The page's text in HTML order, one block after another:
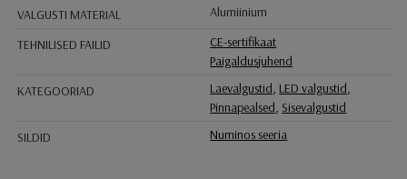
VALGUSTI MATERIAL
Alumiinium
TEHNILISED FAILID
CE-sertifikaat
Paigaldusjuhend
KATEGOORIAD
Laevalgustid, LED valgustid,
Pinnapealsed,Sisevalgustid
SILDID
Numinos seeria